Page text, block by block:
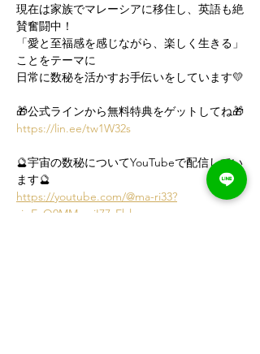
現在は家族でマレーシアに移住し、英語も絶
賛奮闘中！
「愛と至福感を感じながら、楽しく生きる」
ことをテーマに
日常に数秘を活かすお手伝いをしています💛
🎁公式ラインから無料特典をゲットしてね🎁
https://lin.ee/tw1W32s
🔮宇宙の数秘についてYouTubeで配信してい
ます🔮
https://youtube.com/@ma-ri33?
si=EcQ0MMwpjI77yEbl